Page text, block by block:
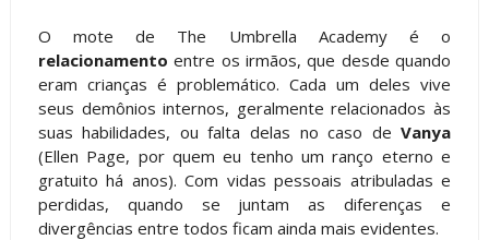
O mote de The Umbrella Academy é o
relacionamento entre os irmãos, que desde quando
eram crianças é problemático. Cada um deles vive
seus demônios internos, geralmente relacionados às
suas habilidades, ou falta delas no caso deVanya
(Ellen Page, por quem eu tenho um ranço eterno e
gratuito há anos). Com vidas pessoais atribuladas e
perdidas, quando se juntam as diferenças e
divergências entre todos ficam ainda mais evidentes.